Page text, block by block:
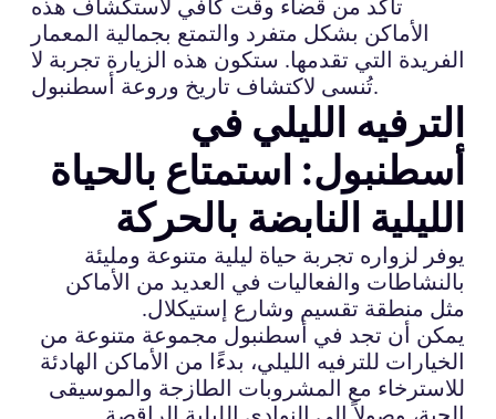
تأكد من قضاء وقت كافي لاستكشاف هذه
الأماكن بشكل متفرد والتمتع بجمالية المعمار
الفريدة التي تقدمها. ستكون هذه الزيارة تجربة لا
تُنسى لاكتشاف تاريخ وروعة أسطنبول.
الترفيه الليلي في
أسطنبول: استمتاع بالحياة
الليلية النابضة بالحركة
يوفر لزواره تجربة حياة ليلية متنوعة ومليئة
بالنشاطات والفعاليات في العديد من الأماكن
مثل منطقة تقسيم وشارع إستيكلال.
يمكن أن تجد في أسطنبول مجموعة متنوعة من
الخيارات للترفيه الليلي، بدءًا من الأماكن الهادئة
للاسترخاء مع المشروبات الطازجة والموسيقى